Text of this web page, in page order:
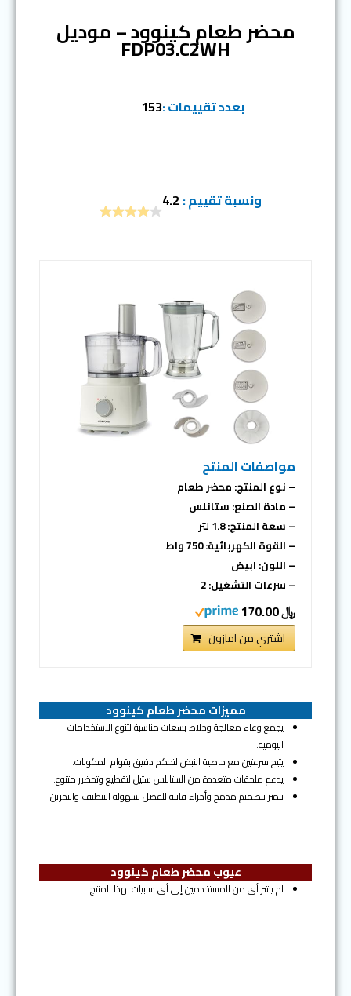
محضر طعام كينوود – موديل
FDP03.C2WH
بعدد تقييمات :153
ونسبة تقييم : 4.2
مواصفات المنتج
– نوع المنتج: محضر طعام
– مادة الصنع: ستانلس
– سعة المنتج: 1.8 لتر
– القوة الكهربائية: 750 واط
– اللون: ابيض
– سرعات التشغيل: 2
﷼ 170.00
اشتري من امازون
مميزات محضر طعام كينوود
يجمع وعاء معالجة وخلاط بسعات مناسبة لتنوع الاستخدامات
اليومية.
يتيح سرعتين مع خاصية النبض لتحكم دقيق بقوام المكونات.
يدعم ملحقات متعددة من الستانلس ستيل لتقطيع وتحضير متنوع.
يتميز بتصميم مدمج وأجزاء قابلة للفصل لسهولة التنظيف والتخزين.
عيوب محضر طعام كينوود
لم يشر أي من المستخدمين إلى أي سلبيات بهذا المنتج.